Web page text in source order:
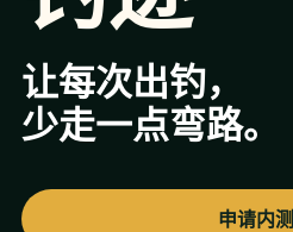
让每次出钓，
少走一点弯路。
申请内测